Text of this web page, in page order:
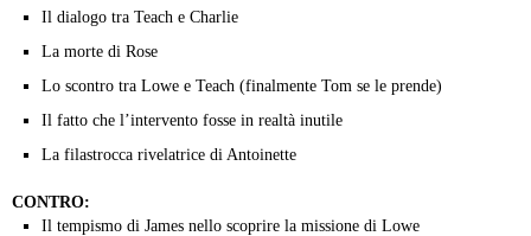
Il dialogo tra Teach e Charlie
La morte di Rose
Lo scontro tra Lowe e Teach (finalmente Tom se le prende)
Il fatto che l’intervento fosse in realtà inutile
La filastrocca rivelatrice di Antoinette
CONTRO:
Il tempismo di James nello scoprire la missione di Lowe